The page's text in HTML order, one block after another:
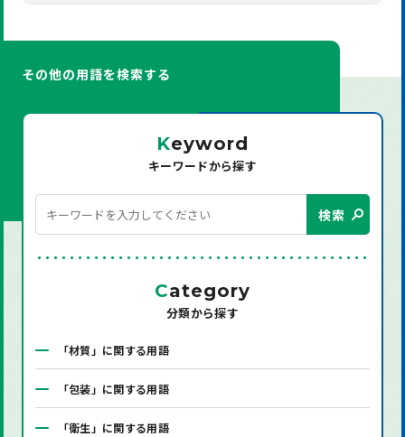
その他の用語を検索する
Keyword
キーワードから探す
検索
Category
分類から探す
「材質」に関する用語
「包装」に関する用語
「衛生」に関する用語